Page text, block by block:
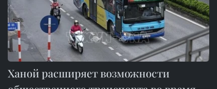
Ханой расширяет возможности